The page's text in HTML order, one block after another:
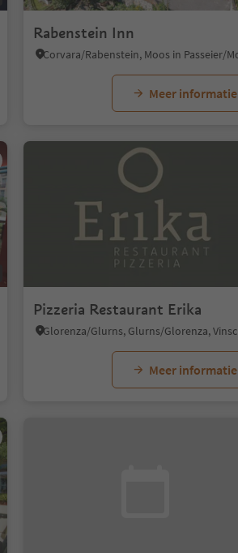
Rabenstein Inn
Meer informatie
Pizzeria Restaurant Erika
Meer informatie